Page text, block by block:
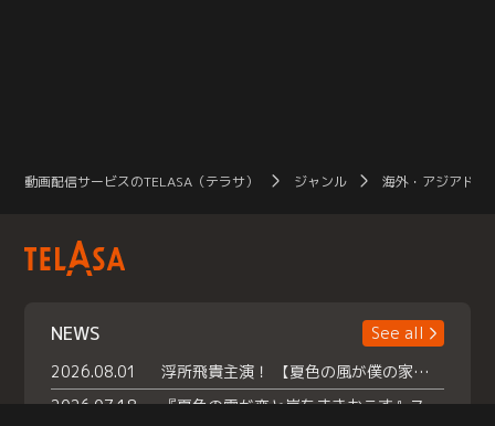
動画配信サービスのTELASA（テラサ） ジャンル 海外・アジアドラ
NEWS
See all
2026.08.01
浮所飛貴主演！ 【夏色の風が僕の家にやってきた】 本日よりテラサで独占配信スタート！
2026.07.18
『夏色の雲が恋と嵐をまきおこす』スペシャルメイキング 【Part1】2026年７月18日（土）23時30分～配信スタート！話題のシーンの裏側を大公開！豪華キャスト大集合！ 『武宮家 真夏の家族会議』開催！